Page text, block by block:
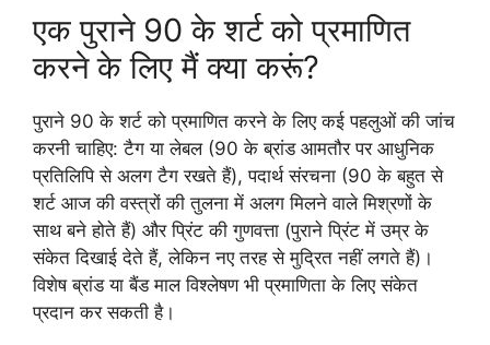
एक पुराने 90 के शर्ट को प्रमाणित
करने के लिए मैं क्या करूं?
पुराने 90 के शर्ट को प्रमाणित करने के लिए कई पहलुओं की जांच
करनी चाहिए: टैग या लेबल (90 के ब्रांड आमतौर पर आधुनिक
प्रतिलिपि से अलग टैग रखते हैं), पदार्थ संरचना (90 के बहुत से
शर्ट आज की वस्त्रों की तुलना में अलग मिलने वाले मिश्रणों के
साथ बने होते हैं) और प्रिंट की गुणवत्ता (पुराने प्रिंट में उम्र के
संकेत दिखाई देते हैं, लेकिन नए तरह से मुद्रित नहीं लगते हैं)।
विशेष ब्रांड या बैंड माल विश्लेषण भी प्रमाणिता के लिए संकेत
प्रदान कर सकती है।